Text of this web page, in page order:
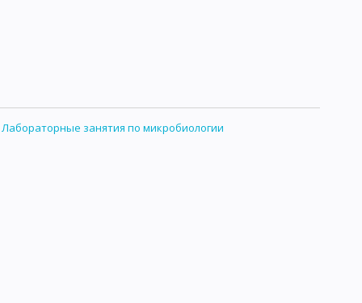
БЕШЕНСТВА СЕМЕЙСТВО ПИКОРНАВИРИДЕ
Лабораторные занятия по микробиологии